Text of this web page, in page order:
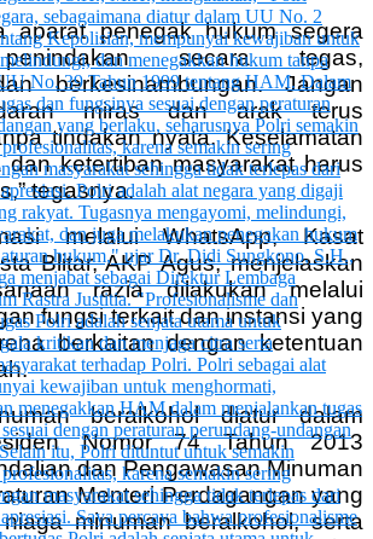
aparat penegak hukum segera
secara tegas,
berkesinambungan. Jangan
miras dan arak terus
tindakan nyata. Keselamatan
dan ketertiban masyarakat harus
tegasnya.
melalui WhatsApp, Kasat
Blitar, AKP Agus, menjelaskan
razia dilakukan melalui
fungsi terkait dan instansi yang
berkaitan dengan ketentuan
beralkohol diatur dalam
Nomor 74 Tahun 2013
dan Pengawasan Minuman
Menteri Perdagangan yang
minuman beralkohol, serta